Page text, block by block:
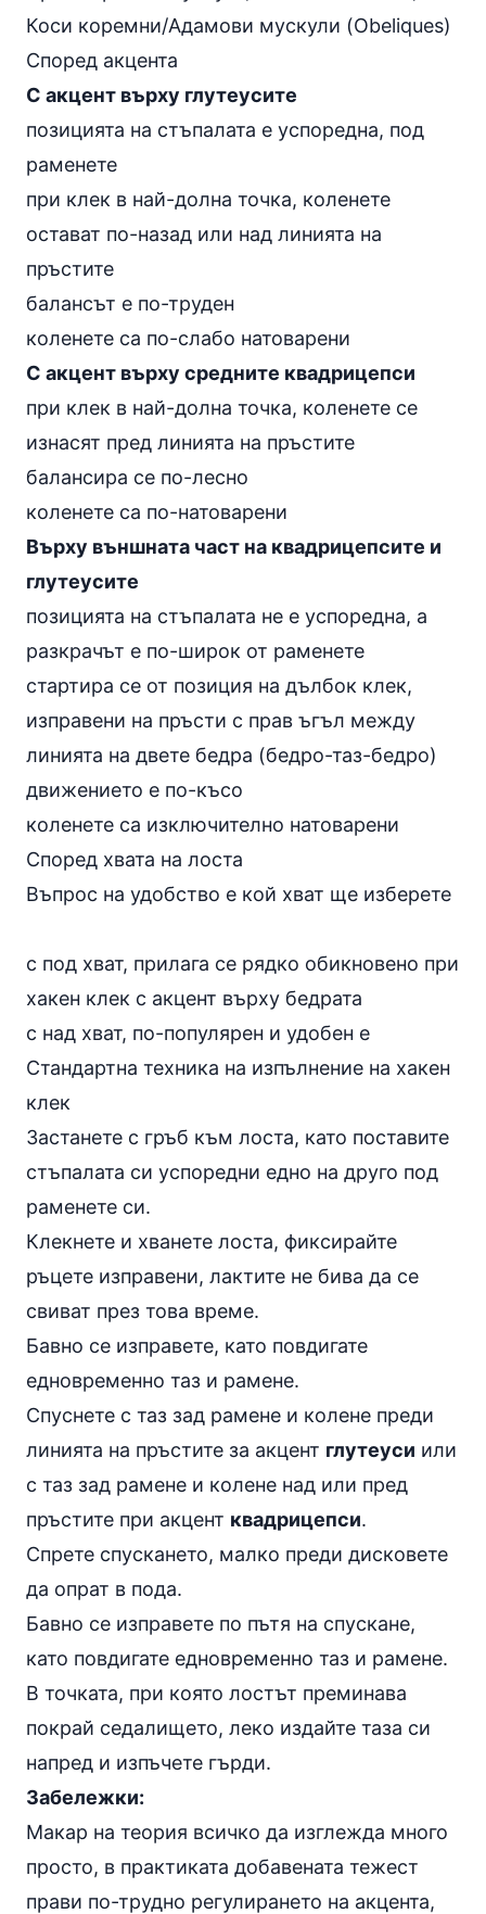
Коси коремни/Адамови мускули (Obeliques)
Според акцента
С акцент върху глутеусите
позицията на стъпалата е успоредна, под
раменете
при клек в най-долна точка, коленете
остават по-назад или над линията на
пръстите
балансът е по-труден
коленете са по-слабо натоварени
С акцент върху средните квадрицепси
при клек в най-долна точка, коленете се
изнасят пред линията на пръстите
балансира се по-лесно
коленете са по-натоварени
Върху външната част на квадрицепсите и
глутеусите
позицията на стъпалата не е успоредна, а
разкрачът е по-широк от раменете
стартира се от позиция на дълбок клек,
изправени на пръсти с прав ъгъл между
линията на двете бедра (бедро-таз-бедро)
движението е по-късо
коленете са изключително натоварени
Според хвата на лоста
Въпрос на удобство е кой хват ще изберете
с под хват, прилага се рядко обикновено при
хакен клек с акцент върху бедрата
с над хват, по-популярен и удобен е
Стандартна техника на изпълнeние на хакен
клек
Застанете с гръб към лоста, като поставите
стъпалата си успоредни едно на друго под
раменете си.
Клекнете и хванете лоста, фиксирайте
ръцете изправени, лактите не бива да се
свиват през това време.
Бавно се изправете, като повдигате
едновременно таз и рамене.
Спуснете с таз зад рамене и колене преди
линията на пръстите за акцент глутеуси или
с таз зад рамене и колене над или пред
пръстите при акцент квадрицепси.
Спрете спускането, малко преди дисковете
да опрат в пода.
Бавно се изправете по пътя на спускане,
като повдигате едновременно таз и рамене.
В точката, при която лостът преминава
покрай седалището, леко издайте таза си
напред и изпъчете гърди.
Забележки:
Макар на теория всичко да изглежда много
просто, в практиката добавената тежест
прави по-трудно регулирането на акцента,